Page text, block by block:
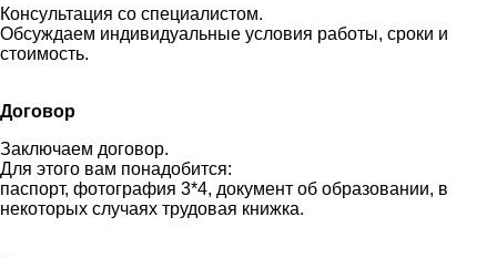
Консультация со специалистом.
Обсуждаем индивидуальные условия работы, сроки и
стоимость.
Договор
Заключаем договор.
Для этого вам понадобится:
паспорт, фотография 3*4, документ об образовании, в
некоторых случаях трудовая книжка.